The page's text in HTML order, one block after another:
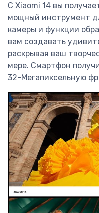
С Xiaomi 14 вы
мощный инструмент
камеры и функции
вам создавать
раскрывая ваш
мере. Смартфон
32-Мегапиксельную